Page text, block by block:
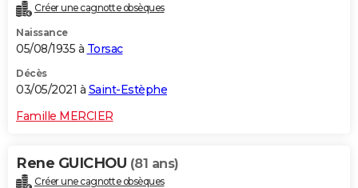
Créer une cagnotte obsèques
Naissance
05/08/1935 à Torsac
Décès
03/05/2021 à Saint-Estèphe
Famille MERCIER
Rene GUICHOU (81 ans)
Créer une cagnotte obsèques